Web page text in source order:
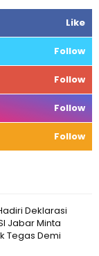
Like
Follow
Follow
Follow
Follow
Deklarasi
Jabar Minta
Tegas Demi